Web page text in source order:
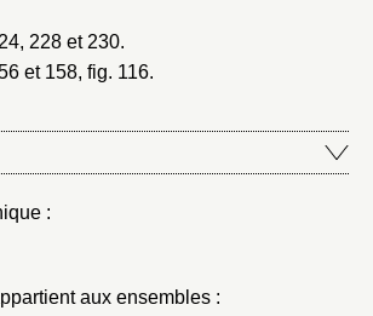
228 et 230.
et 158, fig. 116.
:
aux ensembles :